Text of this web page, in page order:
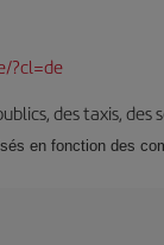
?cl=de
des taxis,
en fonction des